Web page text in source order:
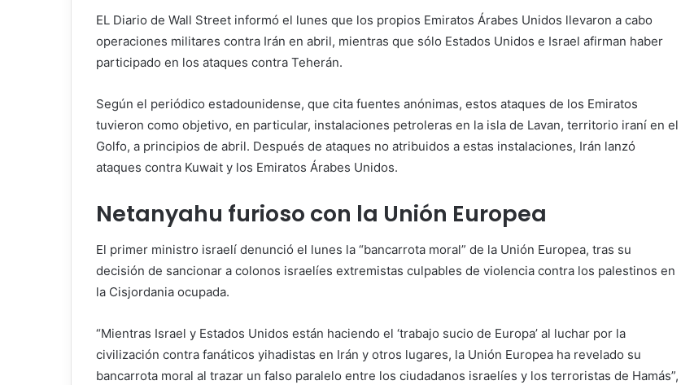
EL Diario de Wall Street informó el lunes que los propios Emiratos Árabes Unidos llevaron a cabo
operaciones militares contra Irán en abril, mientras que sólo Estados Unidos e Israel afirman haber
participado en los ataques contra Teherán.
Según el periódico estadounidense, que cita fuentes anónimas, estos ataques de los Emiratos
tuvieron como objetivo, en particular, instalaciones petroleras en la isla de Lavan, territorio iraní en el
Golfo, a principios de abril. Después de ataques no atribuidos a estas instalaciones, Irán lanzó
ataques contra Kuwait y los Emiratos Árabes Unidos.
Netanyahu furioso con la Unión Europea
El primer ministro israelí denunció el lunes la “bancarrota moral” de la Unión Europea, tras su
decisión de sancionar a colonos israelíes extremistas culpables de violencia contra los palestinos en
la Cisjordania ocupada.
“Mientras Israel y Estados Unidos están haciendo el ‘trabajo sucio de Europa’ al luchar por la
civilización contra fanáticos yihadistas en Irán y otros lugares, la Unión Europea ha revelado su
bancarrota moral al trazar un falso paralelo entre los ciudadanos israelíes y los terroristas de Hamás”,